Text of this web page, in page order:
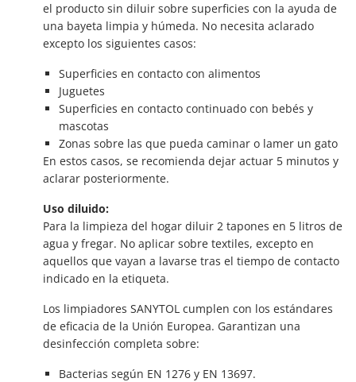
el producto sin diluir sobre superficies con la ayuda de
una bayeta limpia y húmeda. No necesita aclarado
excepto los siguientes casos:
Superficies en contacto con alimentos
Juguetes
Superficies en contacto continuado con bebés y
mascotas
Zonas sobre las que pueda caminar o lamer un gato
En estos casos, se recomienda dejar actuar 5 minutos y
aclarar posteriormente.
Uso diluido:
Para la limpieza del hogar diluir 2 tapones en 5 litros de
agua y fregar. No aplicar sobre textiles, excepto en
aquellos que vayan a lavarse tras el tiempo de contacto
indicado en la etiqueta.
Los limpiadores SANYTOL cumplen con los estándares
de eficacia de la Unión Europea. Garantizan una
desinfección completa sobre:
Bacterias según EN 1276 y EN 13697.